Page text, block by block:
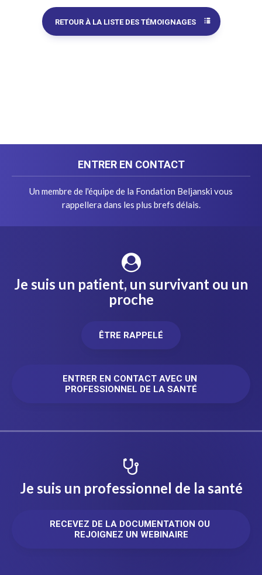
RETOUR À LA LISTE DES TÉMOIGNAGES
ENTRER EN CONTACT
Un membre de l'équipe de la Fondation Beljanski vous
rappellera dans les plus brefs délais.
Je suis un patient, un survivant ou un
proche
ÊTRE RAPPELÉ
ENTRER EN CONTACT AVEC UN
PROFESSIONNEL DE LA SANTÉ
Je suis un professionnel de la santé
RECEVEZ DE LA DOCUMENTATION OU
REJOIGNEZ UN WEBINAIRE